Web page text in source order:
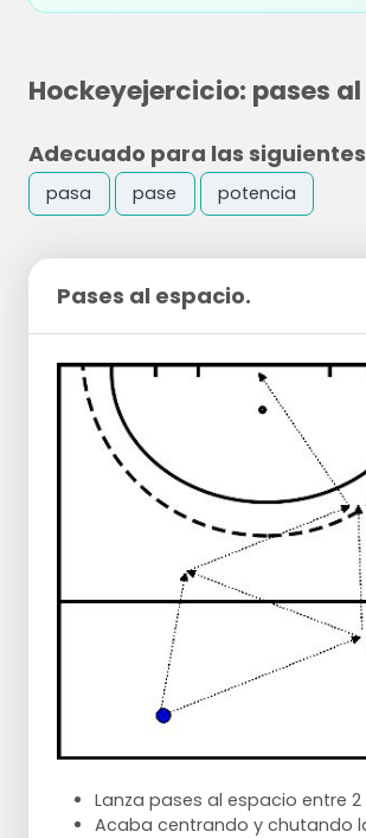
Hockeyejercicio: pases
Adecuado para las
pasa pase potencia
Pases al espacio.
Lanza pases al espacio entre
Acaba centrando y chutando